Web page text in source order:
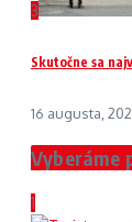
3
Skutočne sa
16 augusta,
Vyberáme
1